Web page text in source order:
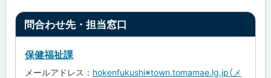
ト
問合わせ先・担当窓口
保健福祉課
メールアドレス： hokenfukushi※town.tomamae.lg.jp（メ